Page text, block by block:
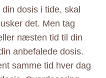
dosis i tide, skal
det. Men tag
næsten tid til din
anbefalede dosis.
samme tid hver dag